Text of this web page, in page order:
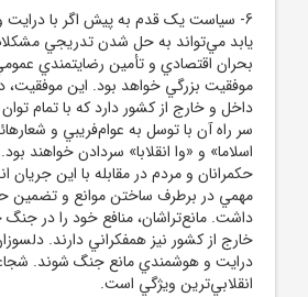
6- سياست يک قدم به پيش اگر با درايت
يابد مي‌تواند به حل شدن تدريجي
بحران اقتصادي و تأمين رضايتمندي
موفقيت بزرگي خواهد بود. اين موفقيت،
داخل و خارج از کشور دارد که با تمام
سر راه آن با توسل به عوام‌فريبي و
اسلاما» و «وا انقلابا» سردادن خواهند
حکمرانان و مردم در مقابله با اين جريان
مهمي در برطرف ساختن موانع و تضمين
داشت. مانع‌تراشان، منافع خود را در
خارج از کشور نيز همفکراني دارند.
درايت و هوشمندي مانع جنگ شوند.
انقلابي‌ترين ويژگي است.